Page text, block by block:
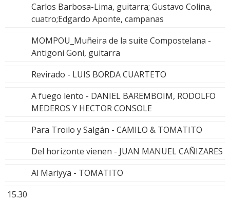
Carlos Barbosa-Lima, guitarra; Gustavo Colina,
cuatro;Edgardo Aponte, campanas
MOMPOU_Muñeira de la suite Compostelana -
Antigoni Goni, guitarra
Revirado - LUIS BORDA CUARTETO
A fuego lento - DANIEL BAREMBOIM, RODOLFO
MEDEROS Y HECTOR CONSOLE
Para Troilo y Salgán - CAMILO & TOMATITO
Del horizonte vienen - JUAN MANUEL CAÑIZARES
Al Mariyya - TOMATITO
15.30